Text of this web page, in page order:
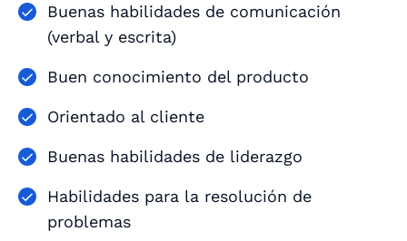
Buenas habilidades de comunicación
(verbal y escrita)
Buen conocimiento del producto
Orientado al cliente
Buenas habilidades de liderazgo
Habilidades para la resolución de
problemas